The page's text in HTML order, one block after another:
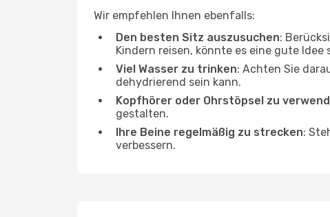
Wir empfehlen Ihnen ebenfalls:
Den besten Sitz auszusuchen:
Kindern reisen, könnte es eine gute
Viel Wasser zu trinken: Achten Sie
dehydrierend sein kann.
Kopfhörer oder Ohrstöpsel zu
gestalten.
Ihre Beine regelmäßig zu strecken:
verbessern.